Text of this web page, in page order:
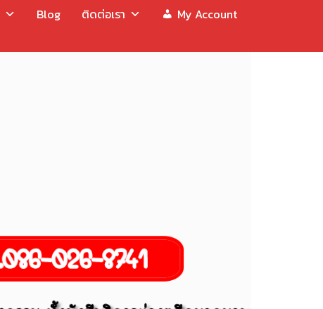
Blog ติดต่อเรา My Account